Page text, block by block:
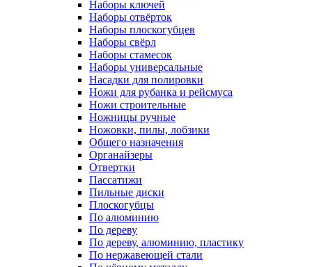
Наборы ключей
Наборы отвёрток
Наборы плоскогубцев
Наборы свёрл
Наборы стамесок
Наборы универсальные
Насадки для полировки
Ножи для рубанка и рейсмуса
Ножи строительные
Ножницы ручные
Ножовки, пилы, лобзики
Общего назначения
Органайзеры
Отвертки
Пассатижи
Пильные диски
Плоскогубцы
По алюминию
По дереву
По дереву, алюминию, пластику
По нержавеющей стали